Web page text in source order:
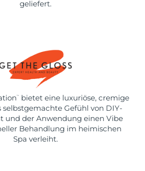
geliefert.
™
bietet eine luxuriöse, cremige
selbstgemachte Gefühl von DIY-
und der Anwendung einen Vibe
Behandlung im heimischen
Spa verleiht.